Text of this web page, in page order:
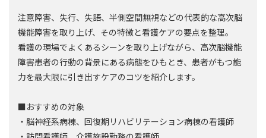
注意障害、失行、失語、半側空間無視などの代表的な高次脳
機能障害を取り上げ、その特徴と看護ケアの要点を整理。
看護の現場でよくあるシーンを取り上げながら、高次脳機能
障害患者の行動の背景にある病態をひもとき、患者がもつ能
力を最大限に引き出すケアのコツを紹介します。
■おすすめの対象
・脳神経系病棟、回復期リハビリテーション病棟の看護師